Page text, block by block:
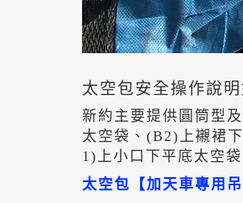
太空包安全操作說
新約主要提供圓筒型
太空袋、(B2)上襯裙
1)上小口下平底太空
太空包【加天車專用吊